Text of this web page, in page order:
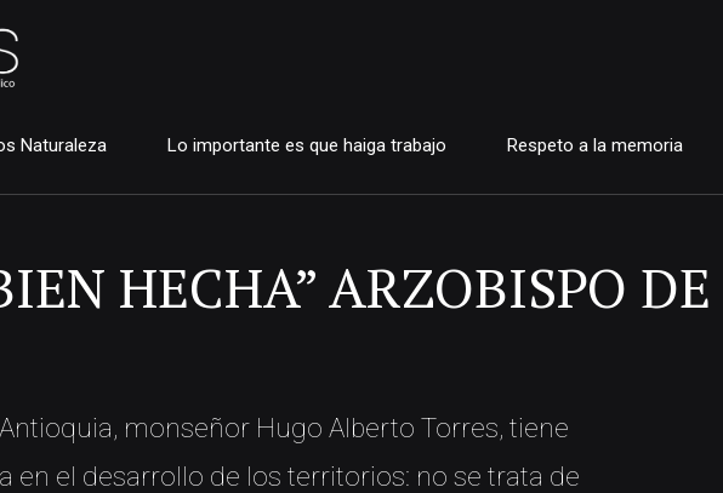
Naturaleza Lo importante es que haiga trabajo Respeto a la memoria
HECHA” ARZOBISPO
monseñor Hugo Alberto Torres, tiene
en el desarrollo de los territorios: no se trata de